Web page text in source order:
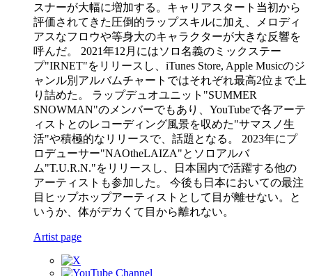
スナーが大幅に増加する。キャリアスタート当初から
評価されてきた圧倒的ラップスキルに加え、メロディ
アスなフロウや等身大のキャラクターが大きな反響を
呼んだ。 2021年12月にはソロ名義のミックステー
プ"IRNET"をリリースし、iTunes Store, Apple Musicのジ
ャンル別アルバムチャートではそれぞれ最高2位まで上
り詰めた。 ラップデュオユニット"SUMMER
SNOWMAN"のメンバーでもあり、YouTubeで各アーテ
ィストとのレコーディング風景を収めた"サマスノ生
活"や積極的なリリースで、話題となる。 2023年にプ
ロデューサー"NAOtheLAIZA"とソロアルバ
ム"T.U.R.N."をリリースし、日本国内で活躍する他の
アーティストも参加した。 今後も日本においての最注
目ヒップホップアーティストとして目が離せない。と
いうか、体がデカくて目から離れない。
Artist page